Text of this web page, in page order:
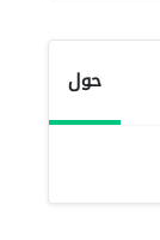
حول